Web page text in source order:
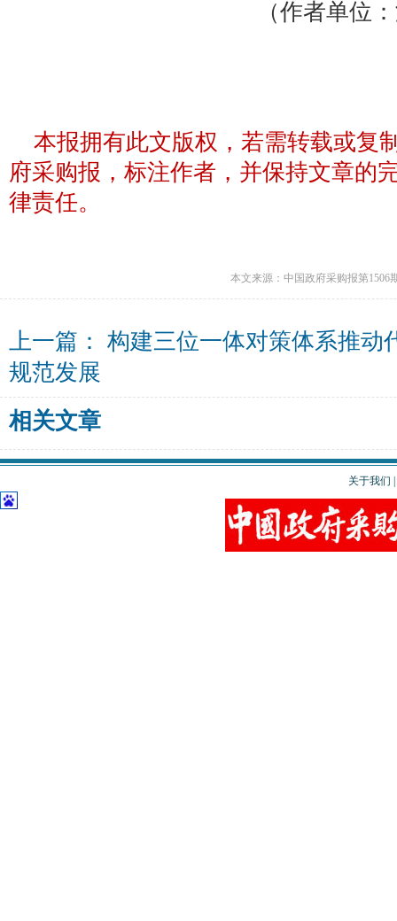
（作者单位
本报拥有此文版权，若需转载或复
府采购报，标注作者，并保持文章的
律责任。
本文来源：中国政府采购报第1506
上一篇： 构建三位一体对策体系推动
规范发展
相关文章
关于我们